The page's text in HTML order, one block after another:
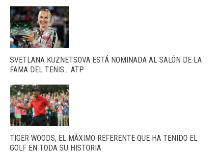
SVETLANA KUZNETSOVA ESTÁ NOMINADA AL SALÓN DE LA
FAMA DEL TENIS… ATP
TIGER WOODS, EL MÁXIMO REFERENTE QUE HA TENIDO EL
GOLF EN TODA SU HISTORIA